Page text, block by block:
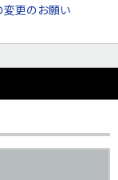
更のお願い